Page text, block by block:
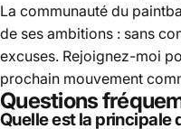
La communauté du
de ses ambitions : sans
excuses. Rejoignez-moi
prochain mouvement
Questions
Quelle est la principale